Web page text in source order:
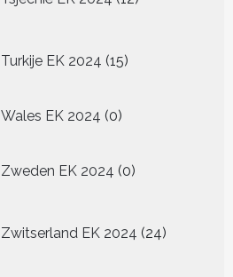
producten
Turkije EK 2024 15
producten
Wales EK 2024 00
Zweden EK 2024 0
producten
Zwitserland EK 2024 24
producten